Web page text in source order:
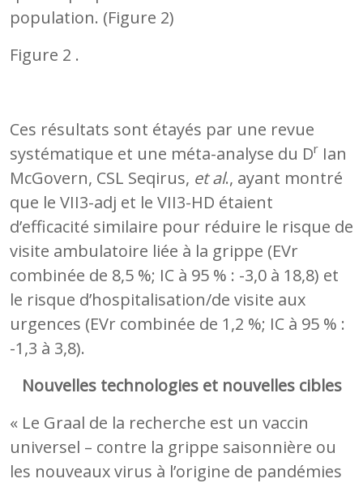
population. (Figure 2)
Figure 2 .
Ces résultats sont étayés par une revue
systématique et une méta-analyse du Dr Ian
McGovern, CSL Seqirus, et al., ayant montré
que le VII3-adj et le VII3-HD étaient
d’efficacité similaire pour réduire le risque de
visite ambulatoire liée à la grippe (EVr
combinée de 8,5 %; IC à 95 % : -3,0 à 18,8) et
le risque d’hospitalisation/de visite aux
urgences (EVr combinée de 1,2 %; IC à 95 % :
-1,3 à 3,8).
Nouvelles technologies et nouvelles cibles
« Le Graal de la recherche est un vaccin
universel – contre la grippe saisonnière ou
les nouveaux virus à l’origine de pandémies